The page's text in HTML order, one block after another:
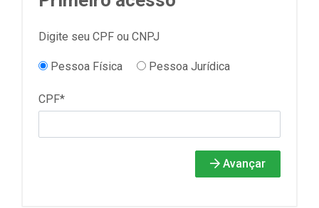
Digite seu CPF ou CNPJ
Pessoa Física Pessoa Jurídica
CPF*
Avançar